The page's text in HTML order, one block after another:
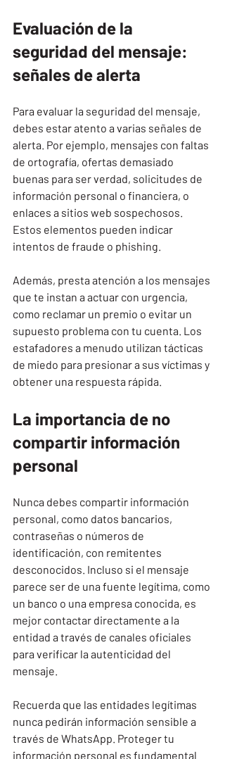
Evaluación de la
seguridad del mensaje:
señales de alerta
Para evaluar la seguridad del mensaje,
debes estar atento a varias señales de
alerta. Por ejemplo, mensajes con faltas
de ortografía, ofertas demasiado
buenas para ser verdad, solicitudes de
información personal o financiera, o
enlaces a sitios web sospechosos.
Estos elementos pueden indicar
intentos de fraude o phishing.
Además, presta atención a los mensajes
que te instan a actuar con urgencia,
como reclamar un premio o evitar un
supuesto problema con tu cuenta. Los
estafadores a menudo utilizan tácticas
de miedo para presionar a sus víctimas y
obtener una respuesta rápida.
La importancia de no
compartir información
personal
Nunca debes compartir información
personal, como datos bancarios,
contraseñas o números de
identificación, con remitentes
desconocidos. Incluso si el mensaje
parece ser de una fuente legítima, como
un banco o una empresa conocida, es
mejor contactar directamente a la
entidad a través de canales oficiales
para verificar la autenticidad del
mensaje.
Recuerda que las entidades legítimas
nunca pedirán información sensible a
través de WhatsApp. Proteger tu
información personal es fundamental